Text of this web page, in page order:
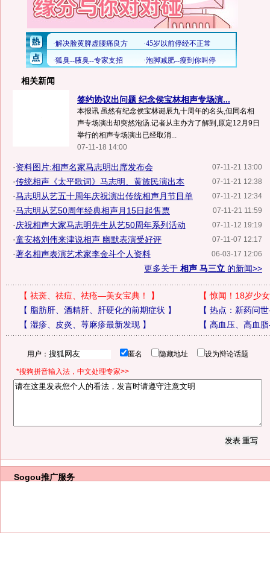
相关新闻
签约协议出问题 纪念侯宝林相声专场演...
本报讯 虽然有纪念侯宝林诞辰九十周年的名头,但同名相
声专场演出却突然泡汤.记者从主办方了解到,原定12月9日
举行的相声专场演出已经取消...
07-11-18 14:00
07-11-21 13:00
·资料图片:相声名家马志明出席发布会
07-11-21 12:38
·传统相声《太平歌词》马志明、黄族民演出本
07-11-21 12:34
·马志明从艺五十周年庆祝演出传统相声月节目单
07-11-21 11:59
·马志明从艺50周年经典相声月15日起售票
07-11-12 19:19
·庆祝相声大家马志明先生从艺50周年系列活动
07-11-07 12:17
·童安格刘伟来津说相声 幽默表演受好评
06-03-17 12:06
·著名相声表演艺术家李金斗个人资料
更多关于 相声 马三立 的新闻>>
【 祛斑、祛痘、祛疮—美女宝典！ 】 【惊闻！18岁少
【 脂肪肝、酒精肝、肝硬化的前期症状 】 【 热点：新药问
【 湿疹、皮炎、荨麻疹最新发现】 【 高血压、高血
用户： 匿名 隐藏地址 设为辩论话题
*搜狗拼音输入法，中文处理专家>>
Sogou推广服务